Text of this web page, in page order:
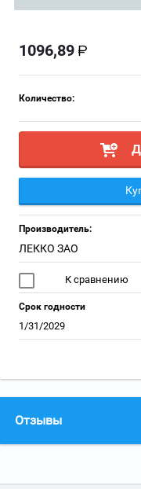
1096,89
Количество:
Производитель:
ЛЕККО ЗАО
К сравнению
Срок годности
1/31/2029
Отзывы